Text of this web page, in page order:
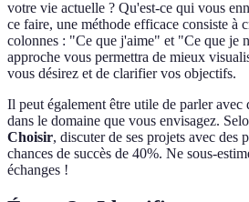
votre vie actuelle ? Qu'est-ce qui vous
ce faire, une méthode efficace consiste à
colonnes : "Ce que j'aime" et "Ce que je
approche vous permettra de mieux
vous désirez et de clarifier vos objectifs.
Il peut également être utile de parler avec
dans le domaine que vous envisagez.
Choisir, discuter de ses projets avec des
chances de succès de 40%. Ne sous-
échanges !